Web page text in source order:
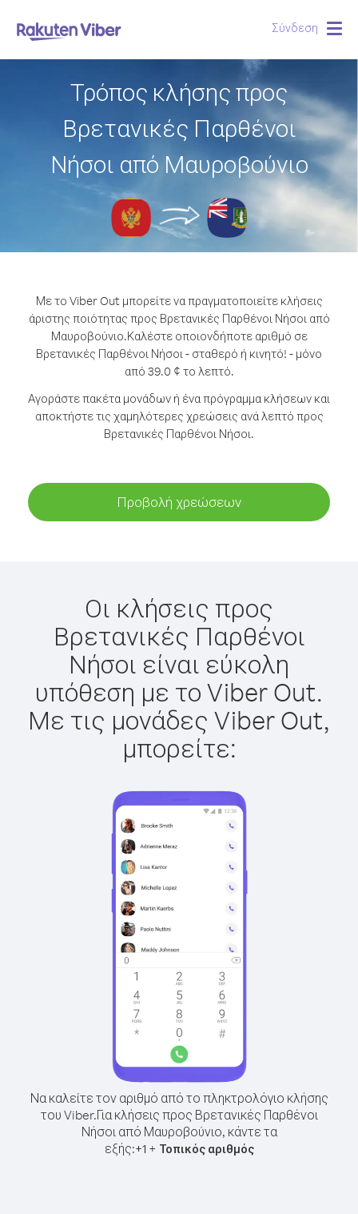
Σύνδεση
Τρόπος κλήσης προς
Βρετανικές Παρθένοι
Νήσοι από Μαυροβούνιο
Με το Viber Out μπορείτε να πραγματοποιείτε κλήσεις
άριστης ποιότητας προς Βρετανικές Παρθένοι Νήσοι από
Μαυροβούνιο.Καλέστε οποιονδήποτε αριθμό σε
Βρετανικές Παρθένοι Νήσοι - σταθερό ή κινητό! - μόνο
από 39.0 ¢ το λεπτό.
Αγοράστε πακέτα μονάδων ή ένα πρόγραμμα κλήσεων και
αποκτήστε τις χαμηλότερες χρεώσεις ανά λεπτό προς
Βρετανικές Παρθένοι Νήσοι.
Προβολή χρεώσεων
Οι κλήσεις προς
Βρετανικές Παρθένοι
Νήσοι είναι εύκολη
υπόθεση με το Viber Out.
Με τις μονάδες Viber Out,
μπορείτε:
Να καλείτε τον αριθμό από το πληκτρολόγιο κλήσης
του Viber.Για κλήσεις προς Βρετανικές Παρθένοι
Νήσοι από Μαυροβούνιο, κάντε τα
εξής:+1+ Τοπικός αριθμός